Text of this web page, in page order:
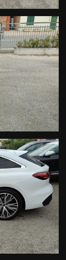
i sedili anteriori
S anteriori
(241)
​​alluminio
retrovisore
sportive S